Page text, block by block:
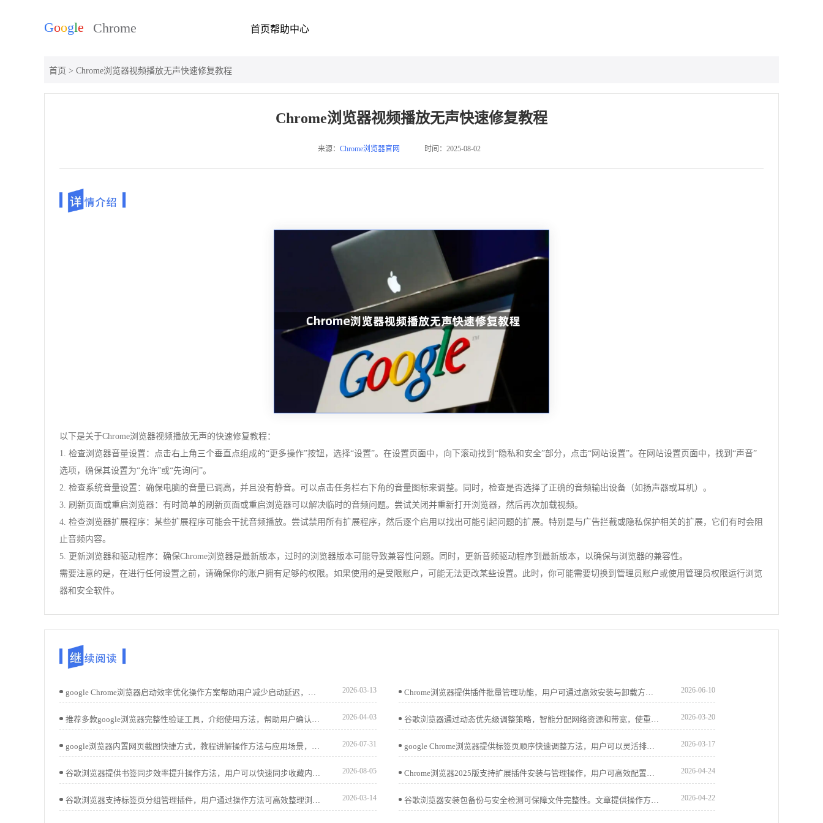
首页帮助中心
首页 > Chrome浏览器视频播放无声快速修复教程
Chrome浏览器视频播放无声快速修复教程
来源： Chrome浏览器官网 时间：2025-08-02
以下是关于Chrome浏览器视频播放无声的快速修复教程：
1. 检查浏览器音量设置：点击右上角三个垂直点组成的“更多操作”按钮，选择“设置”。在设置页面中，向下滚动找到“隐私和安全”部分，点击“网站设置”。在网站设置页面中，找到“声音”
选项，确保其设置为“允许”或“先询问”。
2. 检查系统音量设置：确保电脑的音量已调高，并且没有静音。可以点击任务栏右下角的音量图标来调整。同时，检查是否选择了正确的音频输出设备（如扬声器或耳机）。
3. 刷新页面或重启浏览器：有时简单的刷新页面或重启浏览器可以解决临时的音频问题。尝试关闭并重新打开浏览器，然后再次加载视频。
4. 检查浏览器扩展程序：某些扩展程序可能会干扰音频播放。尝试禁用所有扩展程序，然后逐个启用以找出可能引起问题的扩展。特别是与广告拦截或隐私保护相关的扩展，它们有时会阻
止音频内容。
5. 更新浏览器和驱动程序：确保Chrome浏览器是最新版本，过时的浏览器版本可能导致兼容性问题。同时，更新音频驱动程序到最新版本，以确保与浏览器的兼容性。
需要注意的是，在进行任何设置之前，请确保你的账户拥有足够的权限。如果使用的是受限账户，可能无法更改某些设置。此时，你可能需要切换到管理员账户或使用管理员权限运行浏览
器和安全软件。
google Chrome浏览器启动效率优化操作方案帮助用户减少启动延迟，提高浏览器开启速度，实现日常高效使用体验。 2026-03-13 Chrome浏览器提供插件批量管理功能，用户可通过高效安装与卸载方法优化扩展使用，保持浏览器性能流畅稳定。 2026-06-10
推荐多款google浏览器完整性验证工具，介绍使用方法，帮助用户确认文件安全无误，防止安装出错。 2026-04-03 谷歌浏览器通过动态优先级调整策略，智能分配网络资源和带宽，使重要任务优先执行，提升下载效率与整体稳定性，特别适合多任务下载场景。 2026-03-20
google浏览器内置网页截图快捷方式，教程讲解操作方法与应用场景，帮助用户快速保存所需内容，用于学习、分享或资料整理，提升使用效率。 2026-07-31 google Chrome浏览器提供标签页顺序快速调整方法，用户可以灵活排列标签页，实现多任务浏览高效管理，提升操作便捷性和使用体验。 2026-03-17
谷歌浏览器提供书签同步效率提升操作方法，用户可以快速同步收藏内容，实现多设备高效管理，提高收藏查找速度和使用便利性。 2026-08-05 Chrome浏览器2025版支持扩展插件安装与管理操作，用户可高效配置插件功能，保障安全使用和操作便捷性。 2026-04-24
谷歌浏览器支持标签页分组管理插件，用户通过操作方法可高效整理浏览内容，提升多任务处理的效率。 2026-03-14 谷歌浏览器安装包备份与安全检测可保障文件完整性。文章提供操作方案，帮助用户安全管理和恢复安装包。 2026-04-22